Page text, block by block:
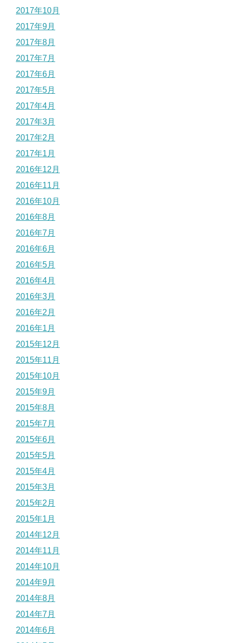
2017年10月
2017年9月
2017年8月
2017年7月
2017年6月
2017年5月
2017年4月
2017年3月
2017年2月
2017年1月
2016年12月
2016年11月
2016年10月
2016年8月
2016年7月
2016年6月
2016年5月
2016年4月
2016年3月
2016年2月
2016年1月
2015年12月
2015年11月
2015年10月
2015年9月
2015年8月
2015年7月
2015年6月
2015年5月
2015年4月
2015年3月
2015年2月
2015年1月
2014年12月
2014年11月
2014年10月
2014年9月
2014年8月
2014年7月
2014年6月